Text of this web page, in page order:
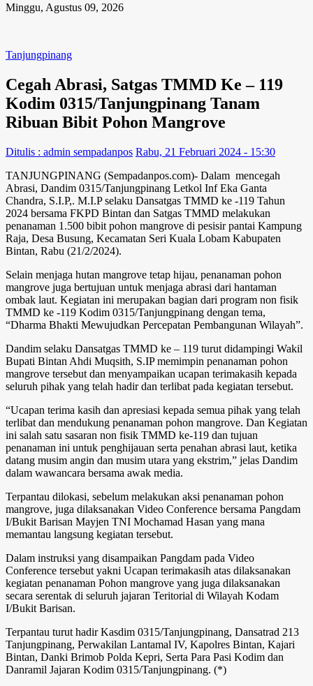
Minggu, Agustus 09, 2026
Tanjungpinang
Cegah Abrasi, Satgas TMMD Ke – 119
Kodim 0315/Tanjungpinang Tanam
Ribuan Bibit Pohon Mangrove
Ditulis : admin sempadanpos Rabu, 21 Februari 2024 - 15:30
TANJUNGPINANG (Sempadanpos.com)- Dalam mencegah
Abrasi, Dandim 0315/Tanjungpinang Letkol Inf Eka Ganta
Chandra, S.I.P,. M.I.P selaku Dansatgas TMMD ke -119 Tahun
2024 bersama FKPD Bintan dan Satgas TMMD melakukan
penanaman 1.500 bibit pohon mangrove di pesisir pantai Kampung
Raja, Desa Busung, Kecamatan Seri Kuala Lobam Kabupaten
Bintan, Rabu (21/2/2024).
Selain menjaga hutan mangrove tetap hijau, penanaman pohon
mangrove juga bertujuan untuk menjaga abrasi dari hantaman
ombak laut. Kegiatan ini merupakan bagian dari program non fisik
TMMD ke -119 Kodim 0315/Tanjungpinang dengan tema,
“Dharma Bhakti Mewujudkan Percepatan Pembangunan Wilayah”.
Dandim selaku Dansatgas TMMD ke – 119 turut didampingi Wakil
Bupati Bintan Ahdi Muqsith, S.IP memimpin penanaman pohon
mangrove tersebut dan menyampaikan ucapan terimakasih kepada
seluruh pihak yang telah hadir dan terlibat pada kegiatan tersebut.
“Ucapan terima kasih dan apresiasi kepada semua pihak yang telah
terlibat dan mendukung penanaman pohon mangrove. Dan Kegiatan
ini salah satu sasaran non fisik TMMD ke-119 dan tujuan
penanaman ini untuk penghijauan serta penahan abrasi laut, ketika
datang musim angin dan musim utara yang ekstrim,” jelas Dandim
dalam wawancara bersama awak media.
Terpantau dilokasi, sebelum melakukan aksi penanaman pohon
mangrove, juga dilaksanakan Video Conference bersama Pangdam
I/Bukit Barisan Mayjen TNI Mochamad Hasan yang mana
memantau langsung kegiatan tersebut.
Dalam instruksi yang disampaikan Pangdam pada Video
Conference tersebut yakni Ucapan terimakasih atas dilaksanakan
kegiatan penanaman Pohon mangrove yang juga dilaksanakan
secara serentak di seluruh jajaran Teritorial di Wilayah Kodam
I/Bukit Barisan.
Terpantau turut hadir Kasdim 0315/Tanjungpinang, Dansatrad 213
Tanjungpinang, Perwakilan Lantamal IV, Kapolres Bintan, Kajari
Bintan, Danki Brimob Polda Kepri, Serta Para Pasi Kodim dan
Danramil Jajaran Kodim 0315/Tanjungpinang. (*)